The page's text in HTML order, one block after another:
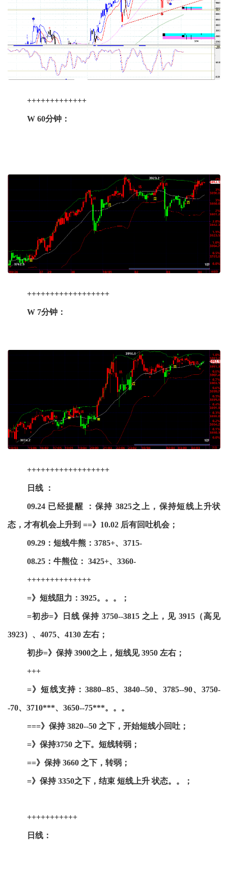
+++++++++++++
W 60分钟：
++++++++++++++++++
W 7分钟：
++++++++++++++++++
日线 ：
09.24 已经提醒 ：保持 3825之上，保持短线上升状
态，才有机会上升到 ==》10.02 后有回吐机会；
09.29：短线牛熊：3785+、3715-
08.25：牛熊位： 3425+、3360-
++++++++++++++
=》短线阻力：3925。。。；
=初步=》日线 保持 3750--3815 之上，见 3915（高见
3923）、4075、4130 左右；
初步=》保持 3900之上，短线见 3950 左右；
+++
=》短线支持：3880--85、3840--50、3785--90、3750-
-70、3710***、3650--75***。。。
===》保持 3820--50 之下，开始短线小回吐；
=》保持3750 之下。短线转弱；
==》保持 3660 之下，转弱；
=》保持 3350之下，结束 短线上升 状态。。；
+++++++++++
日线：